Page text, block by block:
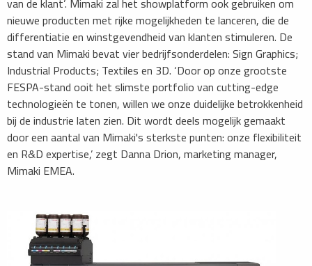
nieuwe producten met rijke mogelijkheden te lanceren, die de
differentiatie en winstgevendheid van klanten stimuleren. De
stand van Mimaki bevat vier bedrijfsonderdelen: Sign Graphics;
Industrial Products; Textiles en 3D. ‘Door op onze grootste
FESPA-stand ooit het slimste portfolio van cutting-edge
technologieën te tonen, willen we onze duidelijke betrokkenheid
bij de industrie laten zien. Dit wordt deels mogelijk gemaakt
door een aantal van Mimaki's sterkste punten: onze flexibiliteit
en R&D expertise,’ zegt Danna Drion, marketing manager,
Mimaki EMEA.